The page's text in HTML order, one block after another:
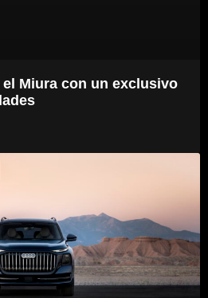
Miura con un exclusivo